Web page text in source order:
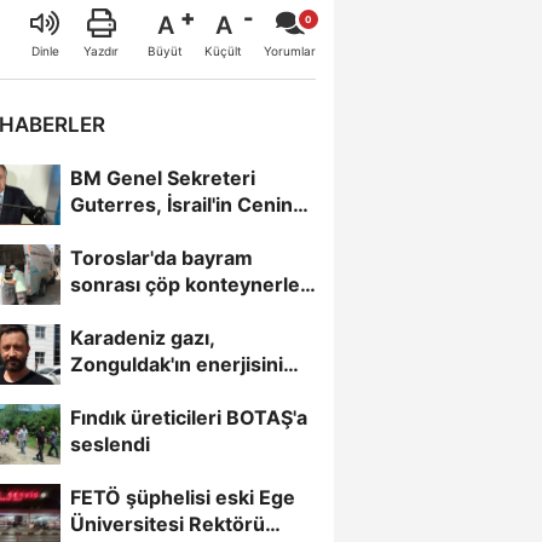
Dinle Yazdır
A
Büyüt
A
Küçült Yorumlar
BM Genel Sekreteri
Guterres, İsrail'in Cenin
Toroslar'da bayram
sonrası çöp konteynerleri
Karadeniz gazı,
Zonguldak'ın enerjisini
Fındık üreticileri BOTAŞ'a
seslendi
FETÖ şüphelisi eski Ege
Üniversitesi Rektörü